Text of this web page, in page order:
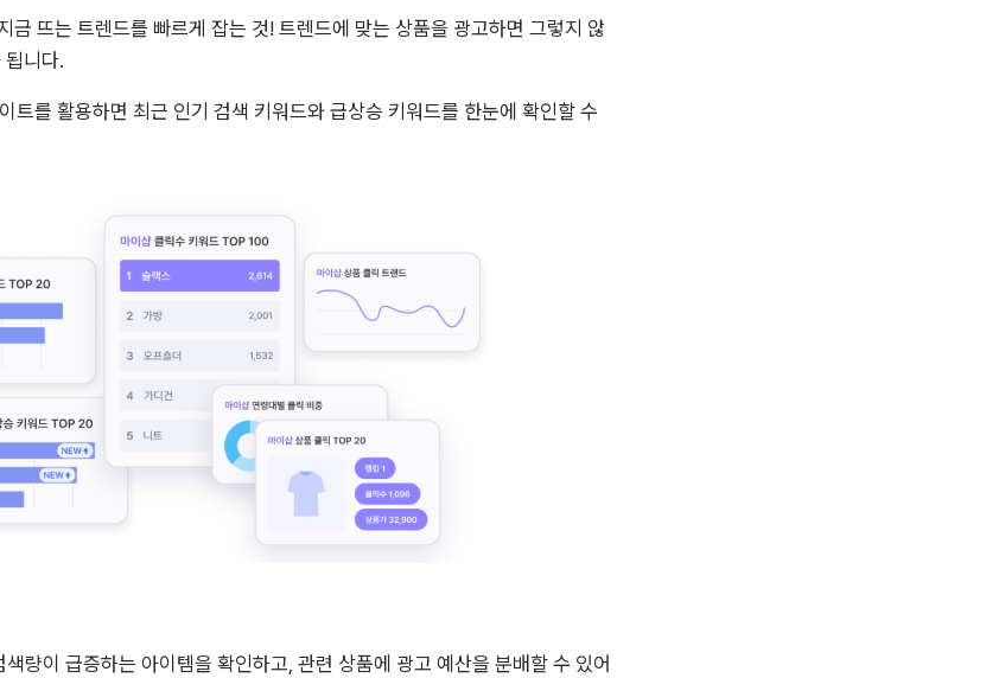
금 뜨는 트렌드를 빠르게 잡는 것! 트렌드에 맞는 상품을 광고하면 그렇지 않
됩니다.
트를 활용하면 최근 인기 검색 키워드와 급상승 키워드를 한눈에 확인할 수
량이 급증하는 아이템을 확인하고, 관련 상품에 광고 예산을 분배할 수 있어